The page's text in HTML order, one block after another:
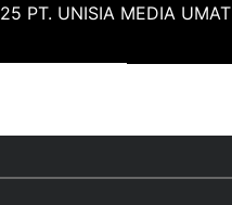
PT. UNISIA MEDIA UMAT